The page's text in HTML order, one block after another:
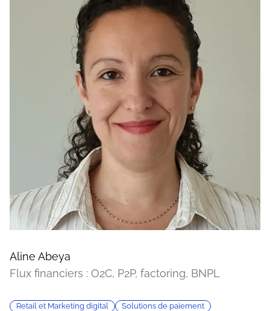
Aline Abeya
Flux financiers : O2C, P2P, factoring, BNPL
Retail et Marketing digital
Solutions de paiement